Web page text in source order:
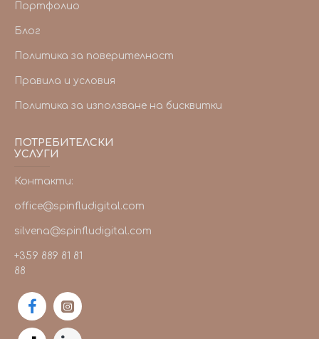
Портфолио
Блог
Политика за поверителност
Правила и условия
Политика за използване на бисквитки
ПОТРЕБИТЕЛСКИ
УСЛУГИ
Контакти:
office@spinfludigital.com
silvena@spinfludigital.com
+359 889 81 81
88